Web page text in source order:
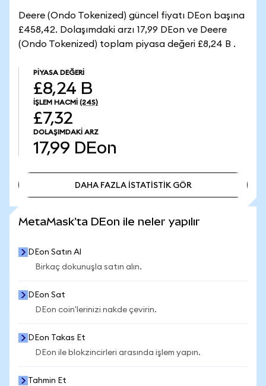
Deere (Ondo Tokenized) güncel fiyatı DEon başına
£458,42. Dolaşımdaki arzı 17,99 DEon ve Deere
(Ondo Tokenized) toplam piyasa değeri £8,24 B .
PIYASA DEĞERI
£8,24 B
İŞLEM HACMI (24S)
£7,32
DOLAŞIMDAKI ARZ
17,99 DEon
DAHA FAZLA İSTATİSTİK GÖR
MetaMask'ta DEon ile neler yapılır
DEon Satın Al
Birkaç dokunuşla satın alın.
DEon Sat
DEon coin'lerinizi nakde çevirin.
DEon Takas Et
DEon ile blokzincirleri arasında işlem yapın.
Tahmin Et